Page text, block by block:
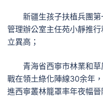
新疆生孩子扶植兵團
管理辦公室主任苑小靜推
立異高；
青海省西寧市林業和
戰在領土綠化陣線30余年
進西寧叢林籠罩率年夜幅晉